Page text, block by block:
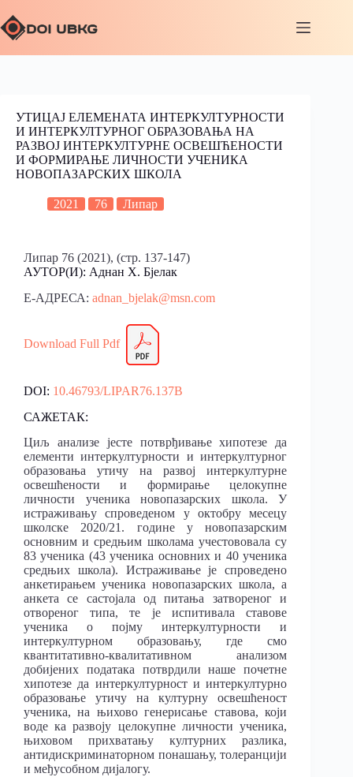
УТИЦАЈ ЕЛЕМЕНАТА ИНТЕРКУЛТУРНОСТИ
И ИНТЕРКУЛТУРНОГ ОБРАЗОВАЊА НА
РАЗВОЈ ИНТЕРКУЛТУРНЕ ОСВЕШЋЕНОСТИ
И ФОРМИРАЊЕ ЛИЧНОСТИ УЧЕНИКА
НОВОПАЗАРСКИХ ШКОЛА
2021 76 Липар
Липар 76 (2021), (стр. 137-147)
АУТОР(И): Аднан Х. Бјелак
Е-АДРЕСА: adnan_bjelak@msn.com
Download Full Pdf
DOI: 10.46793/LIPAR76.137B
САЖЕТАК:
Циљ анализе јесте потврђивање хипотезе да
елементи интеркултурности и интеркултурног
образовања утичу на развој интеркултурне
освешћености и формирање целокупне
личности ученика новопазарских школа. У
истраживању спроведеном у октобру месецу
школске 2020/21. године у новопазарским
основним и средњим школама учестововала су
83 ученика (43 ученика основних и 40 ученика
средњих школа). Истраживање је спроведено
анкетирањем ученика новопазарских школа, а
анкета се састојала од питања затвореног и
отвореног типа, те је испитивала ставове
ученика о појму интеркултурности и
интеркултурном образовању, где смо
квантитативно-квалитативном анализом
добијених података потврдили наше почетне
хипотезе да интеркултурност и интеркултурно
образовање утичу на културну освешћеност
ученика, на њихово генерисање ставова, који
воде ка развоју целокупне личности ученика,
њиховом прихватању културних разлика,
антидискриминаторном понашању, толеранцији
и међусобном дијалогу.